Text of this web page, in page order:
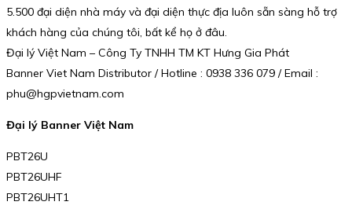
5.500 đại diện nhà máy và đại diện thực địa luôn sẵn sàng hỗ trợ
khách hàng của chúng tôi, bất kể họ ở đâu.
Đại lý Việt Nam – Công Ty TNHH TM KT Hưng Gia Phát
Banner Viet Nam Distributor / Hotline : 0938 336 079 / Email :
phu@hgpvietnam.com
Đại lý Banner Việt Nam
PBT26U
PBT26UHF
PBT26UHT1